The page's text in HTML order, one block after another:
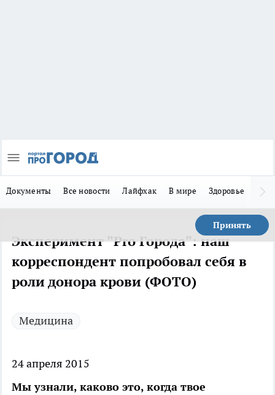
Документы Все новости Лайфхак В мире Здоровье
Принять
Эксперимент "Pro Города": наш
корреспондент попробовал себя в
роли донора крови (ФОТО)
Медицина
24 апреля 2015
Мы узнали, каково это, когда твое